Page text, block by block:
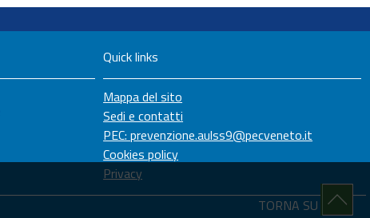
Quick links
Mappa del sito
Sedi e contatti
PEC: prevenzione.aulss9@pecveneto.it
Cookies policy
Privacy
TORNA SU